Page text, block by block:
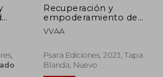
Recuperación y
empoderamiento de
personas con
Trastorno Mental
VVAA
Psara Ediciones, 2023, Tapa
Blanda, Nuevo